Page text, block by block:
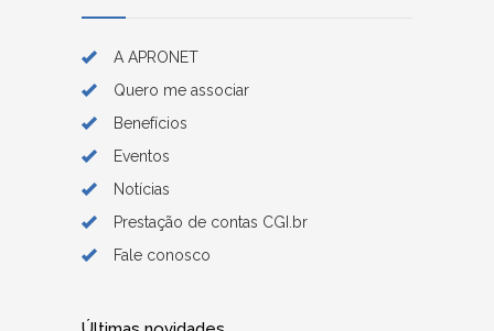
A APRONET
Quero me associar
Benefícios
Eventos
Notícias
Prestação de contas CGI.br
Fale conosco